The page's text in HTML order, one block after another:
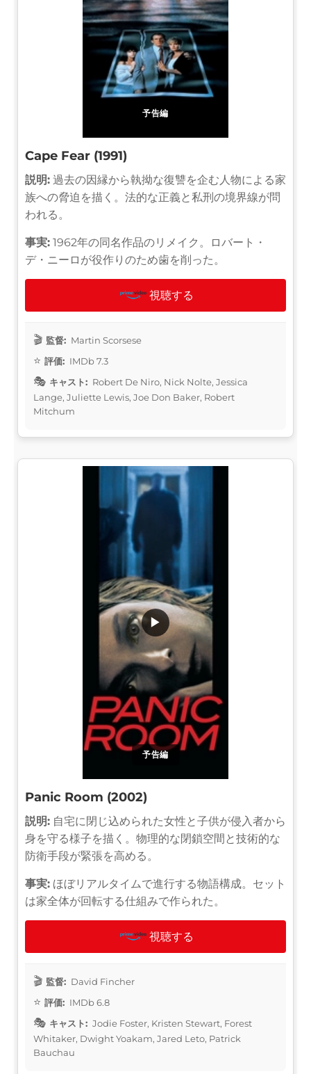
予告編
Cape Fear (1991)
説明: 過去の因縁から執拗な復讐を企む人物による家
族への脅迫を描く。法的な正義と私刑の境界線が問
われる。
事実: 1962年の同名作品のリメイク。ロバート・
デ・ニーロが役作りのため歯を削った。
視聴する
監督: Martin Scorsese
評価: IMDb 7.3
キャスト: Robert De Niro, Nick Nolte, Jessica
Lange, Juliette Lewis, Joe Don Baker, Robert
Mitchum
予告編
▶
Panic Room (2002)
説明: 自宅に閉じ込められた女性と子供が侵入者から
身を守る様子を描く。物理的な閉鎖空間と技術的な
防衛手段が緊張を高める。
事実: ほぼリアルタイムで進行する物語構成。セット
は家全体が回転する仕組みで作られた。
視聴する
監督: David Fincher
評価: IMDb 6.8
キャスト: Jodie Foster, Kristen Stewart, Forest
Whitaker, Dwight Yoakam, Jared Leto, Patrick
Bauchau